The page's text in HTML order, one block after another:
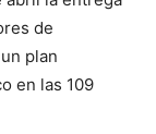
de
plan
en las 109